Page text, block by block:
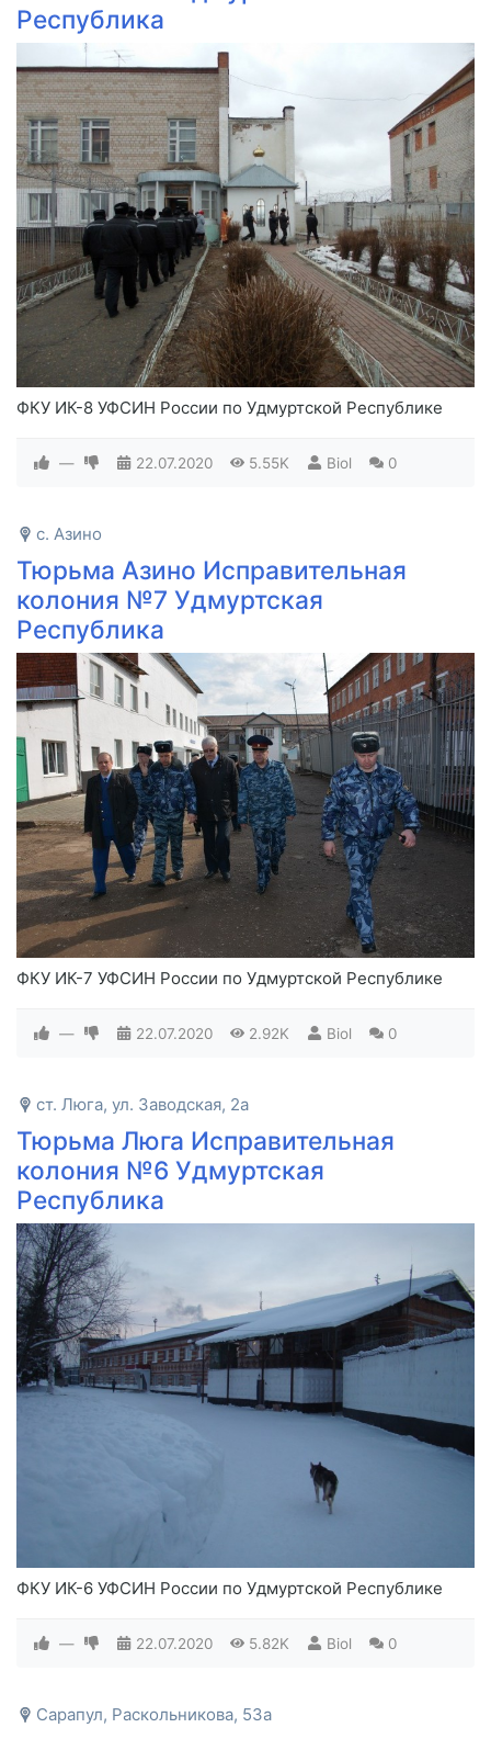
Республика
ФКУ ИК-8 УФСИН России по Удмуртской Республике
— 22.07.2020 5.55K Biol 0
с. Азино
Тюрьма Азино Исправительная
колония №7 Удмуртская
Республика
ФКУ ИК-7 УФСИН России по Удмуртской Республике
— 22.07.2020 2.92K Biol 0
ст. Люга, ул. Заводская, 2а
Тюрьма Люга Исправительная
колония №6 Удмуртская
Республика
ФКУ ИК-6 УФСИН России по Удмуртской Республике
— 22.07.2020 5.82K Biol 0
Сарапул, Раскольникова, 53а